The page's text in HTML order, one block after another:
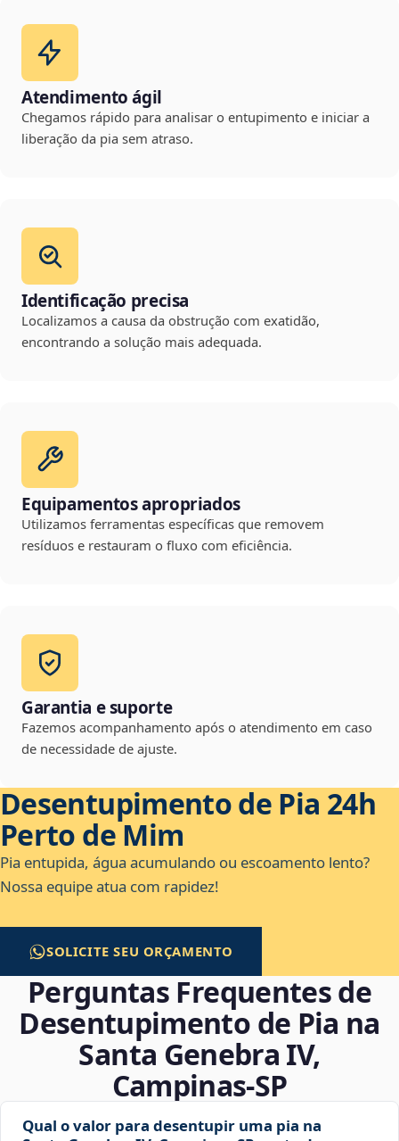
Atendimento ágil
Chegamos rápido para analisar o entupimento e iniciar a
liberação da pia sem atraso.
Identificação precisa
Localizamos a causa da obstrução com exatidão,
encontrando a solução mais adequada.
Equipamentos apropriados
Utilizamos ferramentas específicas que removem
resíduos e restauram o fluxo com eficiência.
Garantia e suporte
Fazemos acompanhamento após o atendimento em caso
de necessidade de ajuste.
Desentupimento de Pia 24h
Perto de Mim
Pia entupida, água acumulando ou escoamento lento?
Nossa equipe atua com rapidez!
SOLICITE SEU ORÇAMENTO
Perguntas Frequentes de
Desentupimento de Pia na
Santa Genebra IV,
Campinas‑SP
Qual o valor para desentupir uma pia na